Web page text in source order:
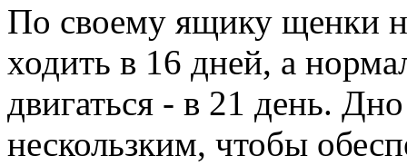
По своему ящику щенки
ходить в 16 дней, а
двигаться - в 21 день.
нескользким, чтобы